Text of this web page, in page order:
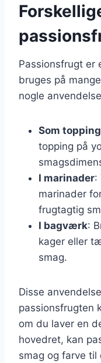
Passionsfrugt er
bruges på
nogle
Som topping
topping på
I marinader:
marinader
frugtagtig
I bagværk:
kager eller
smag.
Disse
passionsfrugten
om du laver en
hovedret, kan
smag og farve til